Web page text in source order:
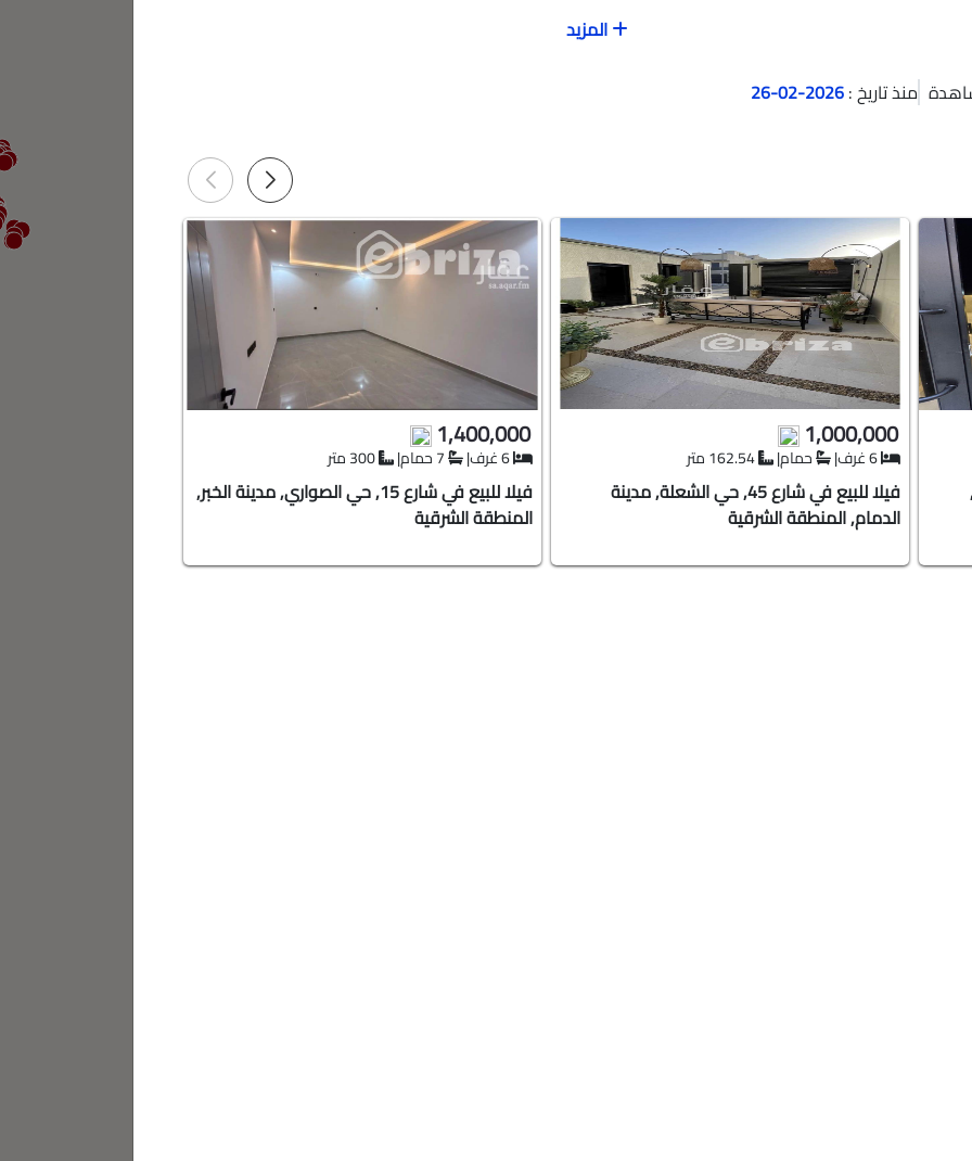
تطبيق ابريزة للهواتف الذكية
المزيد
منذ تاريخ :2026-02-26
1,000,000
| حمام|
فيلا للبيع في شارع 45, حي الشعلة, مدينة
الدمام, المنطقة الشرقية
1,400,000
|
|
فيلا للبيع في شارع 15, حي الصواري, مدينة الخبر,
المنطقة الشرقية